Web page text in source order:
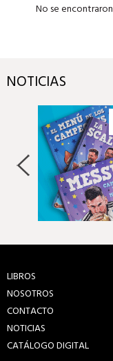
No se
NOTICIAS
LIBROS
NOSOTROS
CONTACTO
NOTICIAS
CATÁLOGO DIGITAL